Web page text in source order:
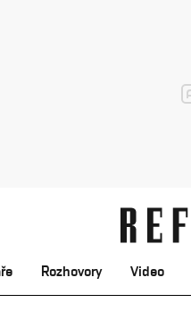
Rozhovory Video